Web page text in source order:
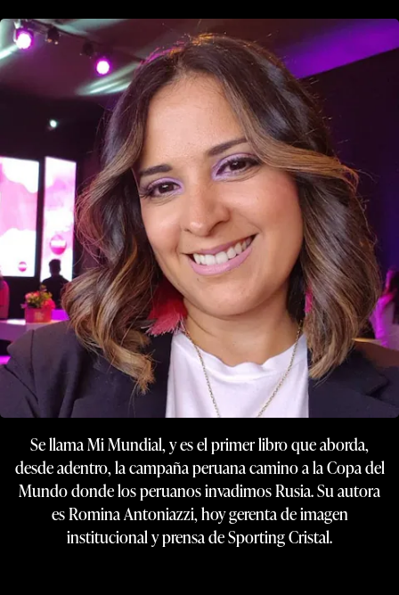
Se llama Mi Mundial, y es el primer libro que aborda,
desde adentro, la campaña peruana camino a la Copa del
Mundo donde los peruanos invadimos Rusia. Su autora
es Romina Antoniazzi, hoy gerenta de imagen
institucional y prensa de Sporting Cristal.